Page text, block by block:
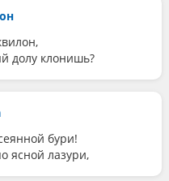
долу клонишь?
бури!
ясной лазури,